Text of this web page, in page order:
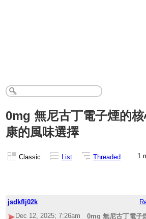
0mg 無尼古丁電子煙的
康的風味選擇
Classic List Threaded 1
jsdkflj02k
Dec 12, 2025; 7:26am
0mg 無尼古丁電子